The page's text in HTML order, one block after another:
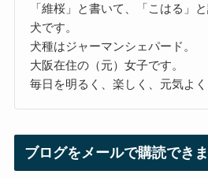
「維桜」と書いて、「こはる」と
犬です。
犬種はジャーマンシェパード。
大阪在住の（元）女子です。
毎日を明るく、楽しく、元気よく
ブログをメールで購読でき